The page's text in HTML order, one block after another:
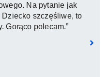
Na pytanie jak
Dziecko szczęśliwe, to
Gorąco polecam.”